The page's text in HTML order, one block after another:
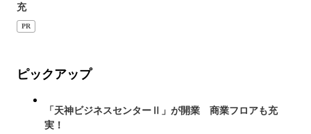
充
PR
ピックアップ
「天神ビジネスセンターⅡ」が開業 商業フロアも充
実！